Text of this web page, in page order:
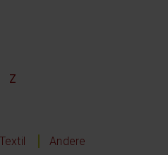
Z
Textil
Andere